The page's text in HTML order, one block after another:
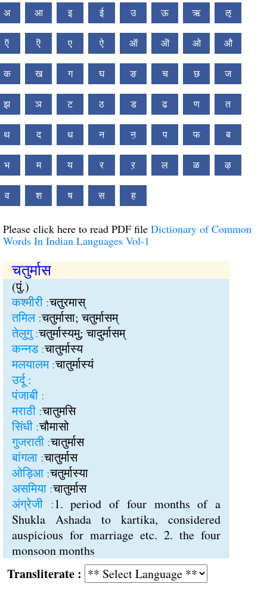
अ आ इ ई उ ऊ ऋ ऌ
ऍ ऎ ए ऐ ऑ ऒ ओ औ
क ख ग घ ङ च छ ज
झ ञ ट ठ ड ढ ण त
थ द ध न ऩ प फ ब
भ म य र ऱ ल ळ ऴ
व श ष स ह
Please click here to read PDF file Dictionary of Common
Words In Indian Languages Vol-1
चतुर्मास
(पुं.)
कश्मीरी :चतुरमास्
तमिल :चतुर्मासा; चतुर्मासम्
तेलुगु :चतुर्मास्यमु; चादुर्मासम्
कन्नड :चातुर्मास्य
मलयालम :चातुर्मास्यं
उर्दू :
पंजाबी :
मराठी :चातुमसि
सिंधी :चौमासो
गुजराती :चातुर्मास
बांगला :चातुर्मास
ओड़िआ :चतुर्मास्या
असमिया :चातुर्मास
अंग्रेजी :1. period of four months of a
Shukla Ashada to kartika, considered
auspicious for marriage etc. 2. the four
monsoon months
: